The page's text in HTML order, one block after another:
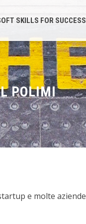
SKILLS FOR SUCCESS
POLIMI
e molte aziende